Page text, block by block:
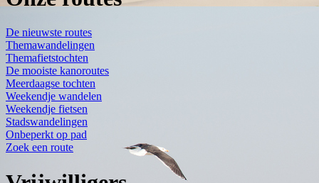
De nieuwste routes
Themawandelingen
Themafietstochten
De mooiste kanoroutes
Meerdaagse tochten
Weekendje wandelen
Weekendje fietsen
Stadswandelingen
Onbeperkt op pad
Zoek een route